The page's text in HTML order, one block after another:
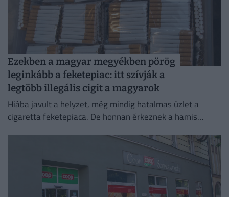
Ezekben a magyar megyékben pörög
leginkább a feketepiac: itt szívják a
legtöbb illegális cigit a magyarok
Hiába javult a helyzet, még mindig hatalmas üzlet a
cigaretta feketepiaca. De honnan érkeznek a hamis